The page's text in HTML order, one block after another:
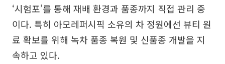
‘시험포’를 통해 재배 환경과 품종까지 직접 관리 중
이다. 특히 아모레퍼시픽 소유의 차 정원에선 뷰티 원
료 확보를 위해 녹차 품종 복원 및 신품종 개발을 지
속하고 있다.